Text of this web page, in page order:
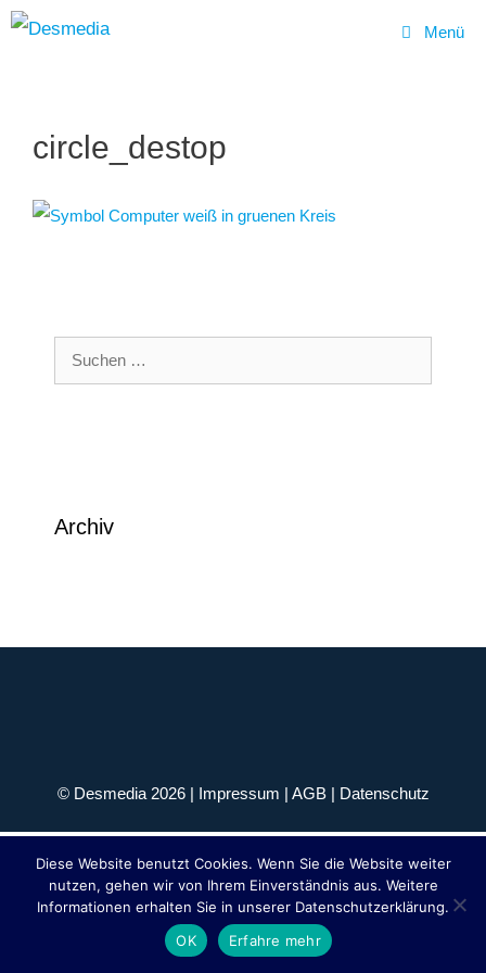
springen
Menü
circle_destop
Suchen
nach:
Archiv
© Desmedia 2026 | Impressum | AGB | Datenschutz
Diese Website benutzt Cookies. Wenn Sie die Website weiter
nutzen, gehen wir von Ihrem Einverständnis aus. Weitere
Informationen erhalten Sie in unserer Datenschutzerklärung.
OK
Erfahre mehr